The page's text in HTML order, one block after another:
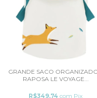
GRANDE SACO
RAPOSA LE VOYAGE...
R$349,74 com Pix